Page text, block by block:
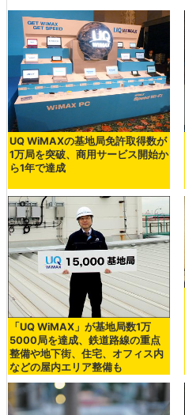
UQ WiMAXの基地局免許取得数が
1万局を突破、商用サービス開始か
ら1年で達成
「UQ WiMAX」が基地局数1万
5000局を達成、鉄道路線の重点
整備や地下街、住宅、オフィス内
などの屋内エリア整備も